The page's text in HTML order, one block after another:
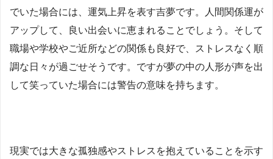
でいた場合には、運気上昇を表す吉夢です。人間関係運が
アップして、良い出会いに恵まれることでしょう。そして
職場や学校やご近所などの関係も良好で、ストレスなく順
調な日々が過ごせそうです。ですが夢の中の人形が声を出
して笑っていた場合には警告の意味を持ちます。
現実では大きな孤独感やストレスを抱えていることを示す